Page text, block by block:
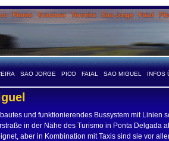
SAO JORGE PICO FAIAL SAO MIGUEL INFOS
und funktionierendes Bussystem mit Linien
in der Nähe des Turismo in Ponta Delgada
aber in Kombination mit Taxis sind sie vor